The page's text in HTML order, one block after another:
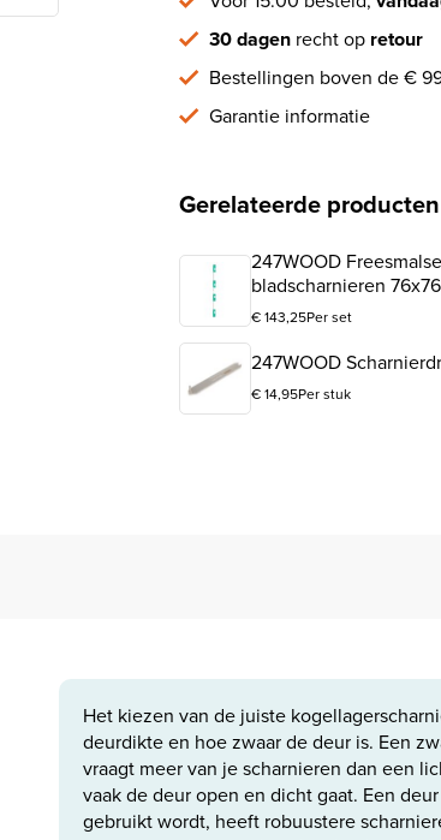
30 dagen recht op retour
Bestellingen boven de €
Garantie informatie
Gerelateerde producten
247WOOD
bladscharnieren
€143,25Per set
247WOOD
€14,95Per stuk
Het kiezen van de juiste
deurdikte en hoe zwaar de deur is. Een
vraagt meer van je scharnieren dan een
vaak de deur open en dicht gaat. Een
gebruikt wordt, heeft robuustere